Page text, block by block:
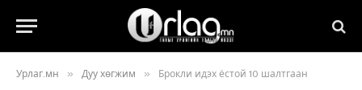
Урлаг.мн » Дуу хөгжим » Брокли идэх ёстой 10 шалтгаан